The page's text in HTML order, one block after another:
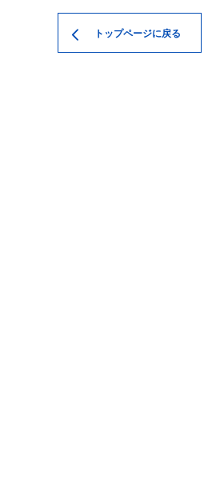
トップページに戻る